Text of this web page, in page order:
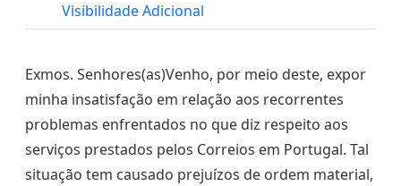
Visibilidade Adicional
Exmos. Senhores(as)Venho, por meio deste, expor
minha insatisfação em relação aos recorrentes
problemas enfrentados no que diz respeito aos
serviços prestados pelos Correios em Portugal. Tal
situação tem causado prejuízos de ordem material,